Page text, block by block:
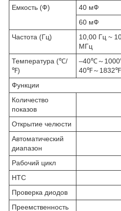
Емкость (Ф)
40 мФ
60 мФ
Частота (Гц)
10,00 Гц ~
МГц
Температура (℃/
℉)
–40℃～
40℉～1832℉
Функции
Количество
показов
Открытие челюсти
Автоматический
диапазон
Рабочий цикл
НТС
Проверка диодов
Преемственность